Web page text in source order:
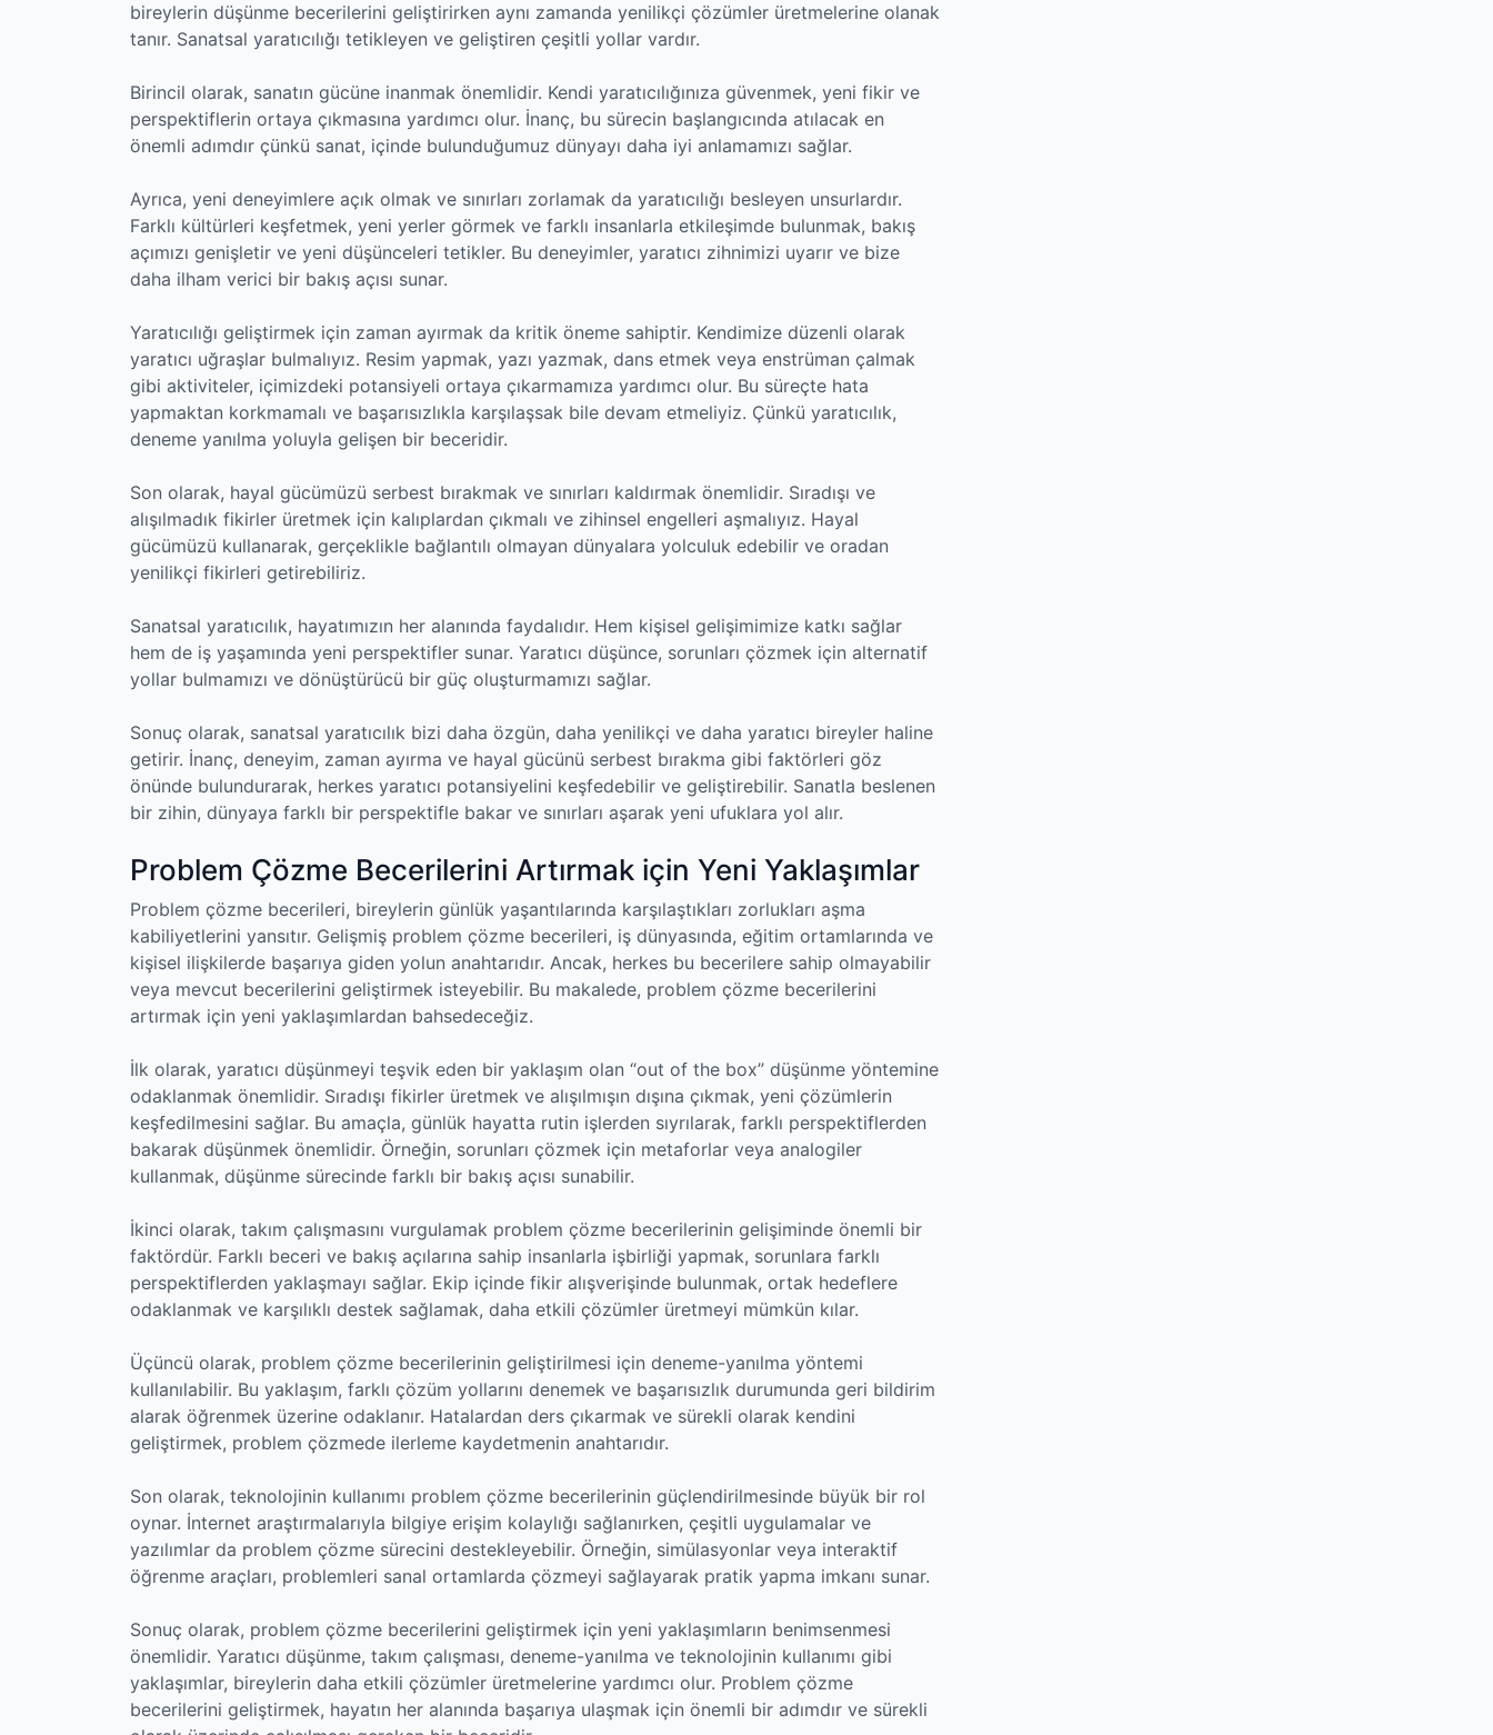
bireylerin düşünme becerilerini geliştirirken aynı zamanda yenilikçi çözümler üretmelerine olanak
tanır. Sanatsal yaratıcılığı tetikleyen ve geliştiren çeşitli yollar vardır.
Birincil olarak, sanatın gücüne inanmak önemlidir. Kendi yaratıcılığınıza güvenmek, yeni fikir ve
perspektiflerin ortaya çıkmasına yardımcı olur. İnanç, bu sürecin başlangıcında atılacak en
önemli adımdır çünkü sanat, içinde bulunduğumuz dünyayı daha iyi anlamamızı sağlar.
Ayrıca, yeni deneyimlere açık olmak ve sınırları zorlamak da yaratıcılığı besleyen unsurlardır.
Farklı kültürleri keşfetmek, yeni yerler görmek ve farklı insanlarla etkileşimde bulunmak, bakış
açımızı genişletir ve yeni düşünceleri tetikler. Bu deneyimler, yaratıcı zihnimizi uyarır ve bize
daha ilham verici bir bakış açısı sunar.
Yaratıcılığı geliştirmek için zaman ayırmak da kritik öneme sahiptir. Kendimize düzenli olarak
yaratıcı uğraşlar bulmalıyız. Resim yapmak, yazı yazmak, dans etmek veya enstrüman çalmak
gibi aktiviteler, içimizdeki potansiyeli ortaya çıkarmamıza yardımcı olur. Bu süreçte hata
yapmaktan korkmamalı ve başarısızlıkla karşılaşsak bile devam etmeliyiz. Çünkü yaratıcılık,
deneme yanılma yoluyla gelişen bir beceridir.
Son olarak, hayal gücümüzü serbest bırakmak ve sınırları kaldırmak önemlidir. Sıradışı ve
alışılmadık fikirler üretmek için kalıplardan çıkmalı ve zihinsel engelleri aşmalıyız. Hayal
gücümüzü kullanarak, gerçeklikle bağlantılı olmayan dünyalara yolculuk edebilir ve oradan
yenilikçi fikirleri getirebiliriz.
Sanatsal yaratıcılık, hayatımızın her alanında faydalıdır. Hem kişisel gelişimimize katkı sağlar
hem de iş yaşamında yeni perspektifler sunar. Yaratıcı düşünce, sorunları çözmek için alternatif
yollar bulmamızı ve dönüştürücü bir güç oluşturmamızı sağlar.
Sonuç olarak, sanatsal yaratıcılık bizi daha özgün, daha yenilikçi ve daha yaratıcı bireyler haline
getirir. İnanç, deneyim, zaman ayırma ve hayal gücünü serbest bırakma gibi faktörleri göz
önünde bulundurarak, herkes yaratıcı potansiyelini keşfedebilir ve geliştirebilir. Sanatla beslenen
bir zihin, dünyaya farklı bir perspektifle bakar ve sınırları aşarak yeni ufuklara yol alır.
Problem Çözme Becerilerini Artırmak için Yeni Yaklaşımlar
Problem çözme becerileri, bireylerin günlük yaşantılarında karşılaştıkları zorlukları aşma
kabiliyetlerini yansıtır. Gelişmiş problem çözme becerileri, iş dünyasında, eğitim ortamlarında ve
kişisel ilişkilerde başarıya giden yolun anahtarıdır. Ancak, herkes bu becerilere sahip olmayabilir
veya mevcut becerilerini geliştirmek isteyebilir. Bu makalede, problem çözme becerilerini
artırmak için yeni yaklaşımlardan bahsedeceğiz.
İlk olarak, yaratıcı düşünmeyi teşvik eden bir yaklaşım olan “out of the box” düşünme yöntemine
odaklanmak önemlidir. Sıradışı fikirler üretmek ve alışılmışın dışına çıkmak, yeni çözümlerin
keşfedilmesini sağlar. Bu amaçla, günlük hayatta rutin işlerden sıyrılarak, farklı perspektiflerden
bakarak düşünmek önemlidir. Örneğin, sorunları çözmek için metaforlar veya analogiler
kullanmak, düşünme sürecinde farklı bir bakış açısı sunabilir.
İkinci olarak, takım çalışmasını vurgulamak problem çözme becerilerinin gelişiminde önemli bir
faktördür. Farklı beceri ve bakış açılarına sahip insanlarla işbirliği yapmak, sorunlara farklı
perspektiflerden yaklaşmayı sağlar. Ekip içinde fikir alışverişinde bulunmak, ortak hedeflere
odaklanmak ve karşılıklı destek sağlamak, daha etkili çözümler üretmeyi mümkün kılar.
Üçüncü olarak, problem çözme becerilerinin geliştirilmesi için deneme-yanılma yöntemi
kullanılabilir. Bu yaklaşım, farklı çözüm yollarını denemek ve başarısızlık durumunda geri bildirim
alarak öğrenmek üzerine odaklanır. Hatalardan ders çıkarmak ve sürekli olarak kendini
geliştirmek, problem çözmede ilerleme kaydetmenin anahtarıdır.
Son olarak, teknolojinin kullanımı problem çözme becerilerinin güçlendirilmesinde büyük bir rol
oynar. İnternet araştırmalarıyla bilgiye erişim kolaylığı sağlanırken, çeşitli uygulamalar ve
yazılımlar da problem çözme sürecini destekleyebilir. Örneğin, simülasyonlar veya interaktif
öğrenme araçları, problemleri sanal ortamlarda çözmeyi sağlayarak pratik yapma imkanı sunar.
Sonuç olarak, problem çözme becerilerini geliştirmek için yeni yaklaşımların benimsenmesi
önemlidir. Yaratıcı düşünme, takım çalışması, deneme-yanılma ve teknolojinin kullanımı gibi
yaklaşımlar, bireylerin daha etkili çözümler üretmelerine yardımcı olur. Problem çözme
becerilerini geliştirmek, hayatın her alanında başarıya ulaşmak için önemli bir adımdır ve sürekli